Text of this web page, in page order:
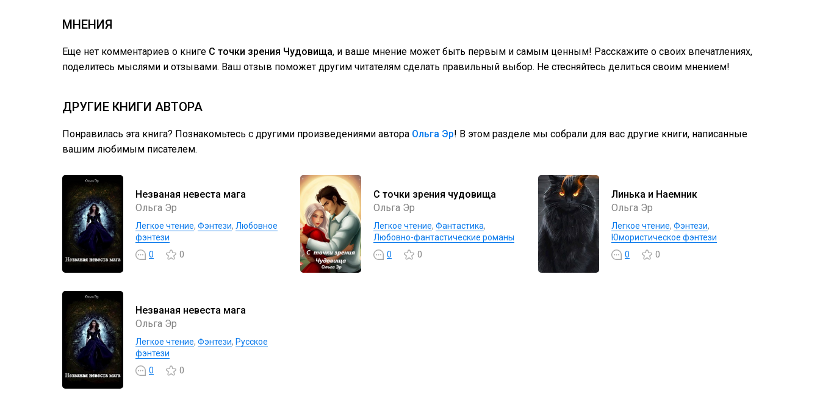
МНЕНИЯ
Еще нет комментариев о книге С точки зрения Чудовища, и ваше мнение может быть первым и самым ценным! Расскажите о своих впечатлениях,
поделитесь мыслями и отзывами. Ваш отзыв поможет другим читателям сделать правильный выбор. Не стесняйтесь делиться своим мнением!
ДРУГИЕ КНИГИ АВТОРА
Понравилась эта книга? Познакомьтесь с другими произведениями автора Ольга Эр! В этом разделе мы собрали для вас другие книги, написанные
вашим любимым писателем.
Незваная невеста мага
Ольга Эр
Легкое чтение, Фэнтези, Любовное
фэнтези
0
0
С точки зрения чудовища
Ольга Эр
Легкое чтение, Фантастика,
Любовно-фантастические романы
0
0
Линька и Наемник
Ольга Эр
Легкое чтение, Фэнтези,
Юмористическое фэнтези
0
0
Незваная невеста мага
Ольга Эр
Легкое чтение, Фэнтези, Русское
фэнтези
0
0